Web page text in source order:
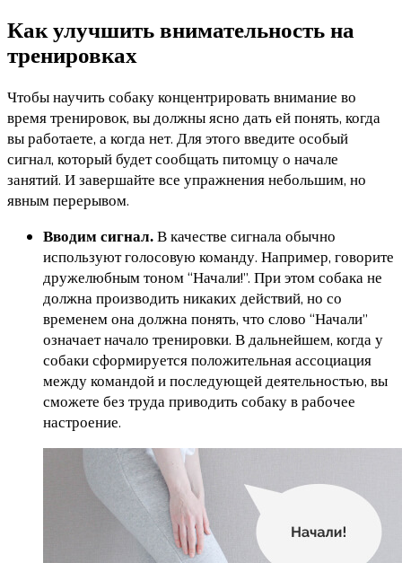
Как улучшить внимательность на
тренировках
Чтобы научить собаку концентрировать внимание во
время тренировок, вы должны ясно дать ей понять, когда
вы работаете, а когда нет. Для этого введите особый
сигнал, который будет сообщать питомцу о начале
занятий. И завершайте все упражнения небольшим, но
явным перерывом.
Вводим сигнал. В качестве сигнала обычно
используют голосовую команду. Например, говорите
дружелюбным тоном “Начали!”. При этом собака не
должна производить никаких действий, но со
временем она должна понять, что слово “Начали”
означает начало тренировки. В дальнейшем, когда у
собаки сформируется положительная ассоциация
между командой и последующей деятельностью, вы
сможете без труда приводить собаку в рабочее
настроение.